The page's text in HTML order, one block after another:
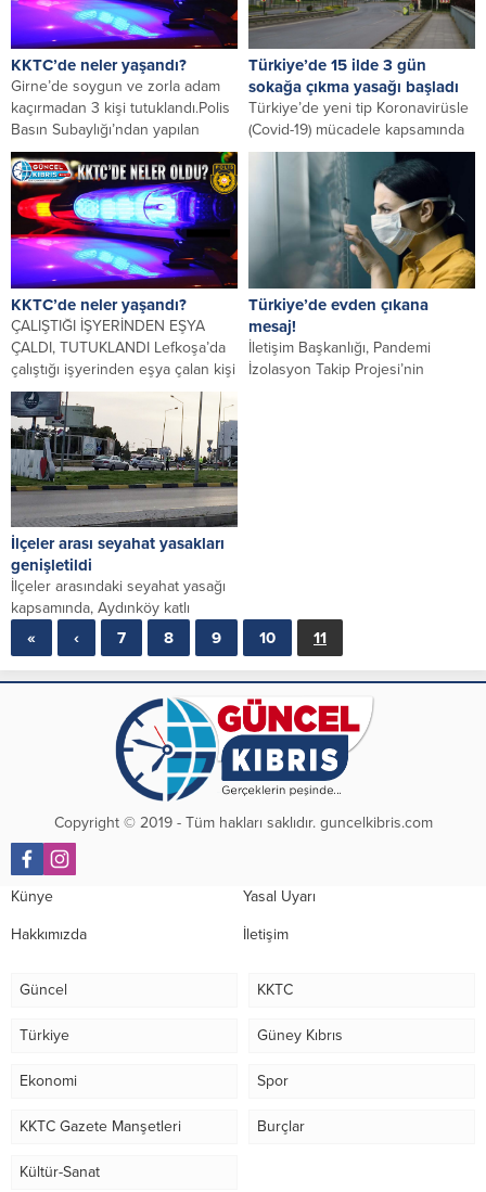
KKTC’de neler yaşandı?
Girne’de soygun ve zorla adam
kaçırmadan 3 kişi tutuklandı.Polis
Basın Subaylığı’ndan yapılan
açıklamaya göre, dün...
Türkiye’de 15 ilde 3 gün
sokağa çıkma yasağı başladı
Türkiye’de yeni tip Koronavirüsle
(Covid-19) mücadele kapsamında
15 ilde 16-17-18-19 Mayıs’ta
uygulanacak sokağa çıkma
kısıtlaması...
KKTC’de neler yaşandı?
ÇALIŞTIĞI İŞYERİNDEN EŞYA
ÇALDI, TUTUKLANDI Lefkoşa’da
çalıştığı işyerinden eşya çalan kişi
tutuklandı. Polis Basın
Subaylığı’ndan...
Türkiye’de evden çıkana
mesaj!
İletişim Başkanlığı, Pandemi
İzolasyon Takip Projesi’nin
İlçeler arası seyahat yasakları
genişletildi
İlçeler arasındaki seyahat yasağı
kapsamında, Aydınköy katlı
kavşağıyla Doğancı dönel kavşağı
arasındaki kesim bugünden
itibaren...
« ‹ 7 8 9 10 11
Copyright © 2019 - Tüm hakları saklıdır. guncelkibris.com
Künye Yasal Uyarı
Hakkımızda İletişim
Güncel KKTC
Türkiye Güney Kıbrıs
Ekonomi Spor
KKTC Gazete Manşetleri Burçlar
Kültür-Sanat